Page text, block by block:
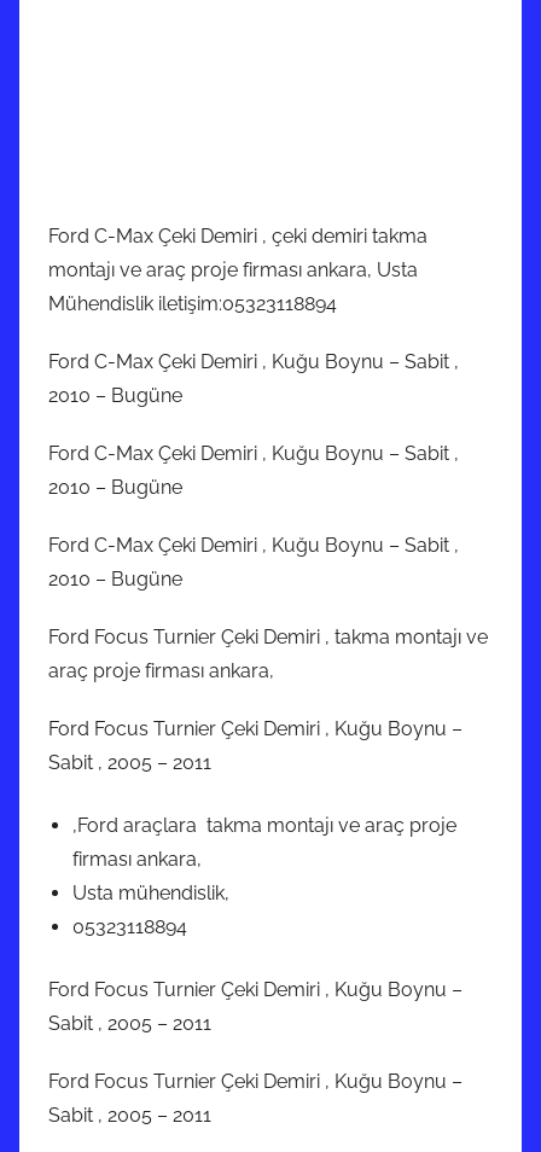
Ford C-Max Çeki Demiri , çeki demiri takma
montajı ve araç proje firması ankara, Usta
Mühendislik iletişim:05323118894
Ford C-Max Çeki Demiri , Kuğu Boynu – Sabit ,
2010 – Bugüne
Ford C-Max Çeki Demiri , Kuğu Boynu – Sabit ,
2010 – Bugüne
Ford C-Max Çeki Demiri , Kuğu Boynu – Sabit ,
2010 – Bugüne
Ford Focus Turnier Çeki Demiri , takma montajı ve
araç proje firması ankara,
Ford Focus Turnier Çeki Demiri , Kuğu Boynu –
Sabit , 2005 – 2011
,Ford araçlara takma montajı ve araç proje
firması ankara,
Usta mühendislik,
05323118894
Ford Focus Turnier Çeki Demiri , Kuğu Boynu –
Sabit , 2005 – 2011
Ford Focus Turnier Çeki Demiri , Kuğu Boynu –
Sabit , 2005 – 2011